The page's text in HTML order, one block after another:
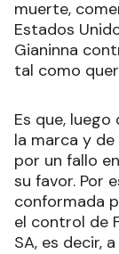
muerte,
Estados
Gianinna
tal como
Es que,
la marca y
por un fallo
su favor. Por
conformada
el control de
SA, es decir,